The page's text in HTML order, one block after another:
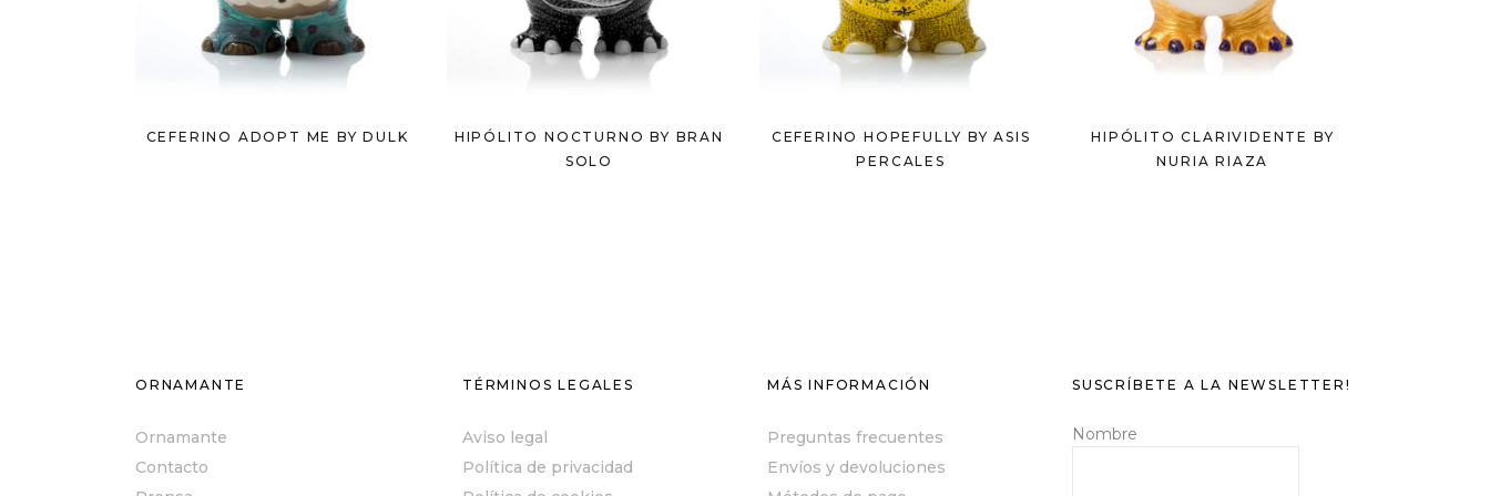
CEFERINO ADOPT ME BY DULK
HIPÓLITO NOCTURNO BY BRAN
SOLO
CEFERINO HOPEFULLY BY ASIS
PERCALES
HIPÓLITO CLARIVIDENTE BY
NURIA RIAZA
ORNAMANTE
Ornamante
Contacto
TÉRMINOS LEGALES
Aviso legal
Política de privacidad
MÁS INFORMACIÓN
Preguntas frecuentes
Envíos y devoluciones
SUSCRÍBETE A LA NEWSLETTER!
Nombre